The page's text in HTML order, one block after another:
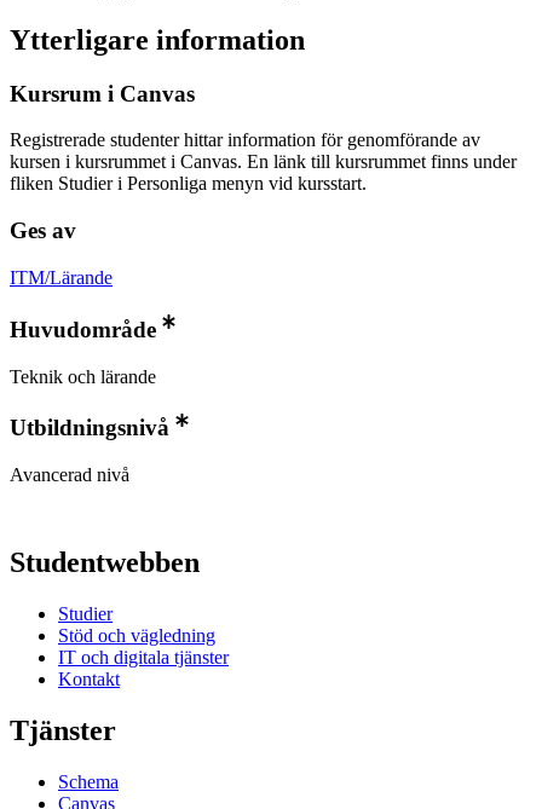
Ytterligare information
Kursrum i Canvas
Registrerade studenter hittar information för genomförande av
kursen i kursrummet i Canvas. En länk till kursrummet finns under
fliken Studier i Personliga menyn vid kursstart.
Ges av
ITM/Lärande
Huvudområde
Teknik och lärande
Utbildningsnivå
Avancerad nivå
Studentwebben
Studier
Stöd och vägledning
IT och digitala tjänster
Kontakt
Tjänster
Schema
Canvas